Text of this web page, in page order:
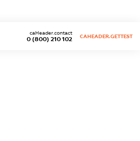
0 (800) 210 102
caHeader.contact
CAHEADER.GETTEST